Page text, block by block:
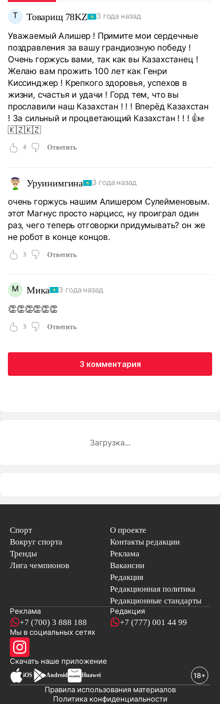
Т Товарищ 78KZ 3 года назад
Уважаемый Алишер ! Примите мои сердечные
поздравления за вашу грандиозную победу !
Очень горжусь вами, так как вы Казахстанец !
Желаю вам прожить 100 лет как Генри
Киссинджер ! Крепкого здоровья, успехов в
жизни, счастья и удачи ! Горд тем, что вы
прославили наш Казахстан ! ! ! Вперёд Казахстан
! За сильный и процветающий Казахстан ! ! ! 👍✊
🇰🇿🇰🇿
4 Ответить
Уруинимгина 3 года назад
очень горжусь нашим Алишером Сулейменовым.
этот Магнус просто нарцисс, ну проиграл один
раз, чего теперь отговорки придумывать? он же
не робот в конце концов.
3 Ответить
М Мика 3 года назад
👏👏👏👏👏👏
3 Ответить
3 комментария
Загрузка...
Спорт
Вокруг спорта
Тренды
Лига чемпионов
О проекте
Контакты редакции
Реклама
Вакансии
Редакция
Редакционная политика
Редакционные стандарты
Реклама
+7 (700) 3 888 188
Редакция
+7 (777) 001 44 99
Мы в социальных сетях
Скачать наше приложениеновостей
iOS Android Huawei
Политика конфиденциальности
Правила использования материалов